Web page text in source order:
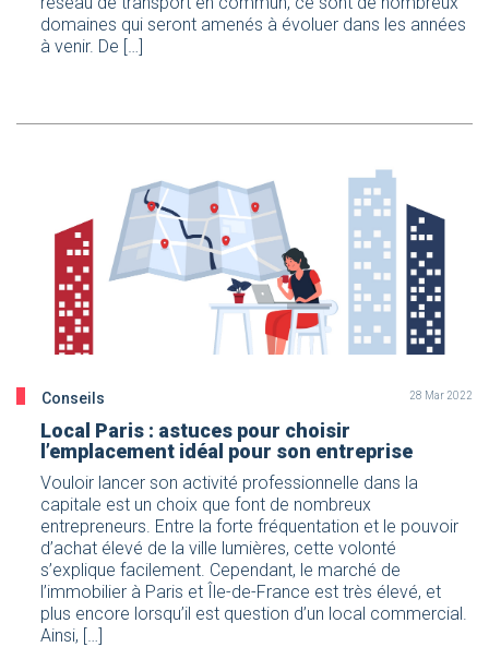
domaines qui seront amenés à évoluer dans les années
à venir. De […]
Conseils 28 Mar 2022
Local Paris : astuces pour choisir
l’emplacement idéal pour son entreprise
Vouloir lancer son activité professionnelle dans la
capitale est un choix que font de nombreux
entrepreneurs. Entre la forte fréquentation et le pouvoir
d’achat élevé de la ville lumières, cette volonté
s’explique facilement. Cependant, le marché de
l’immobilier à Paris et Île-de-France est très élevé, et
plus encore lorsqu’il est question d’un local commercial.
Ainsi, […]